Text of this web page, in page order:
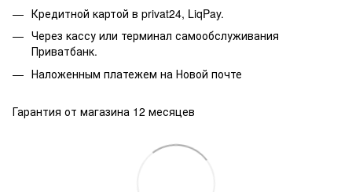
Кредитной картой в privat24, LiqPay.
Через кассу или терминал самообслуживания
Приватбанк.
Наложенным платежем на Новой почте
Гарантия от магазина 12 месяцев